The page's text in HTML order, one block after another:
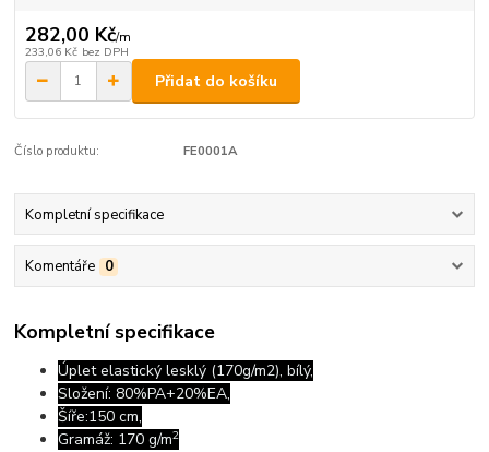
282,00 Kč/m
233,06 Kč bez DPH
Přidat do košíku
Číslo produktu: FE0001A
Kompletní specifikace
Komentáře 0
Kompletní specifikace
Úplet elastický lesklý (170g/m2), bílý,
Složení: 80%PA+20%EA,
Šíře:150 cm,
Gramáž: 170 g/m2